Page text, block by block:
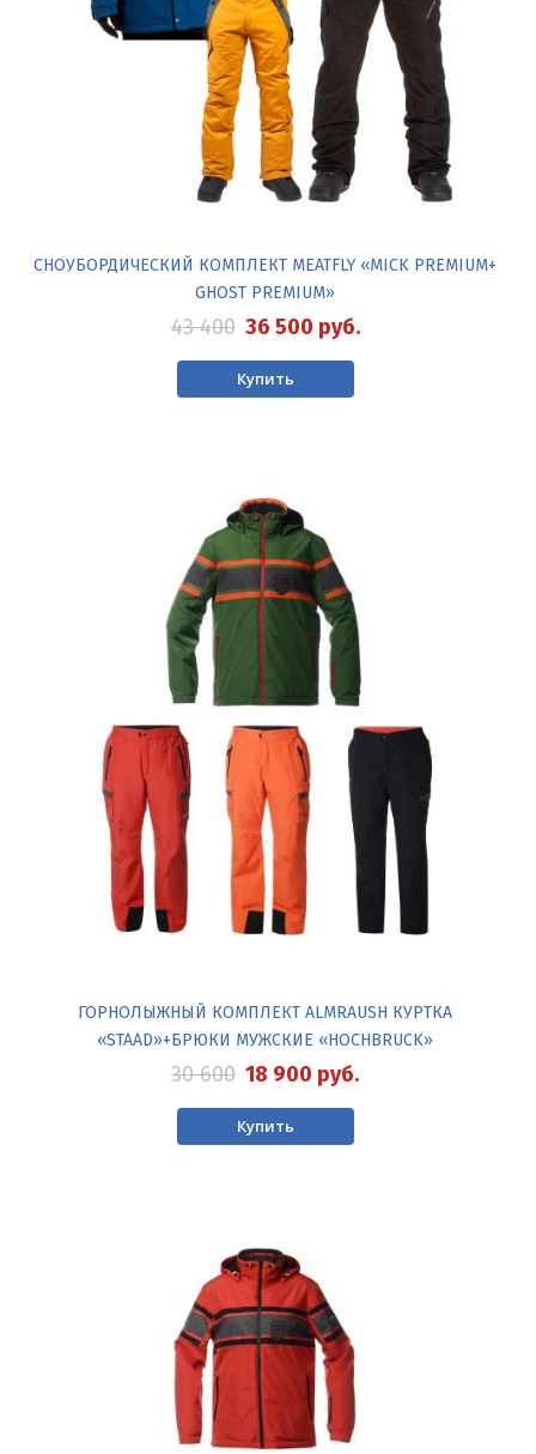
СНОУБОРДИЧЕСКИЙ КОМПЛЕКТ MEATFLY «MICK PREMIUM+
GHOST PREMIUM»
43 400 36 500 руб.
Купить
ГОРНОЛЫЖНЫЙ КОМПЛЕКТ ALMRAUSH КУРТКА
«STAAD»+БРЮКИ МУЖСКИЕ «HOCHBRUCK»
30 600 18 900 руб.
Купить